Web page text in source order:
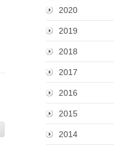
2020
2019
2018
2017
2016
2015
2014